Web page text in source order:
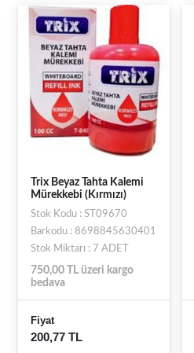
Trix Beyaz Tahta Kalemi
Mürekkebi (Kırmızı)
Stok Kodu : ST09670
Barkodu : 8698845630401
Stok Miktarı : 7 ADET
750,00 TL üzeri kargo
bedava
Fiyat
200,77 TL